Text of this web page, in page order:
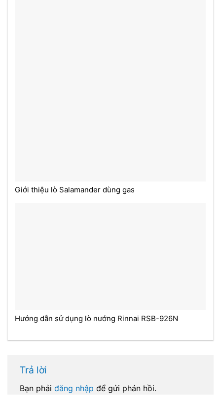
Giới thiệu lò Salamander dùng gas
Hướng dẫn sử dụng lò nướng Rinnai RSB-926N
Trả lời
Bạn phải đăng nhập để gửi phản hồi.